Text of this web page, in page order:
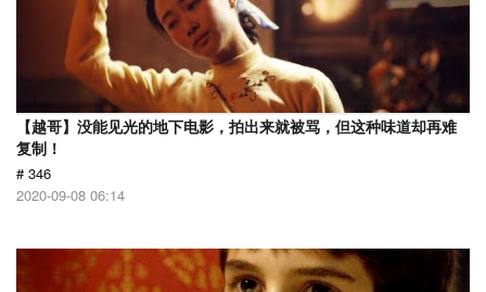
【越哥】没能见光的地下电影，拍出来就被骂，但这种味道却再难
复制！
# 346
2020-09-08 06:14